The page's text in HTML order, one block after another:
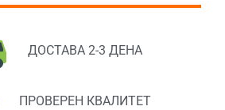
ДОСТАВА 2-3 ДЕНА
ПРОВЕРЕН КВАЛИТЕТ